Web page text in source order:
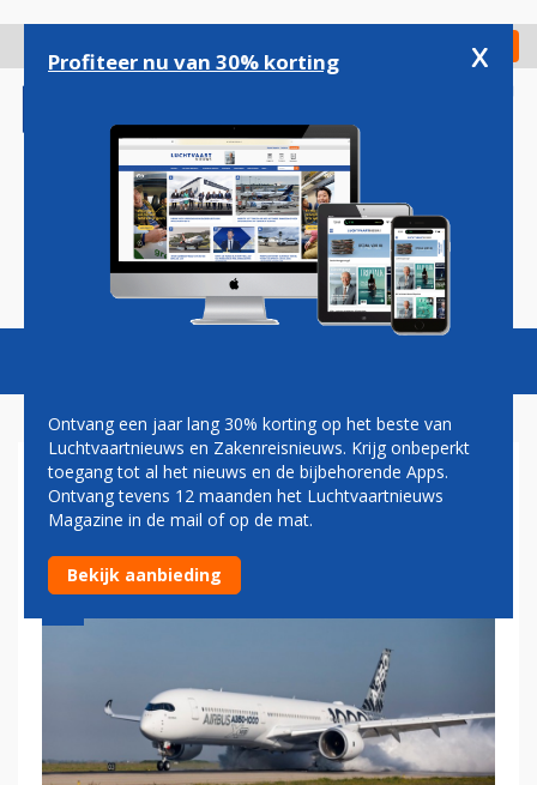
gaan
Check in
Magazine Podcasts Vacatures
AIRBUS A350 EN BOEING 787
GROTE WINNAARS VAN 2019
Profiteer nu van 30% korting x
Ontvang een jaar lang 30% korting op het beste van
Luchtvaartnieuws en Zakenreisnieuws. Krijg onbeperkt
toegang tot al het nieuws en de bijbehorende Apps.
Ontvang tevens 12 maanden het Luchtvaartnieuws
Magazine in de mail of op de mat.
Bekijk aanbieding